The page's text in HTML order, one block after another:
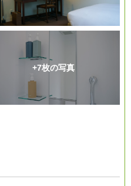
+7枚の写真